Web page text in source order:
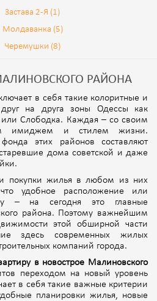
Застава 2-Я (1)
Молдаванка (5)
Черемушки (8)
РАЙОНА
в себя такие колоритные и
на друга зоны Одессы как
Слободка. Каждая – со своим
имиджем и стилем жизни.
этих районов составляют
дома советской и даже
покупки жилья в любом из них
удобное расположение или
– на сегодня это главные
района. Поэтому важнейшим
этой обширной части
здесь современных жилых
компаний города.
в новострое Малиновского
переходом на новый уровень
в себя такие важные критерии
планировки жилья, новые